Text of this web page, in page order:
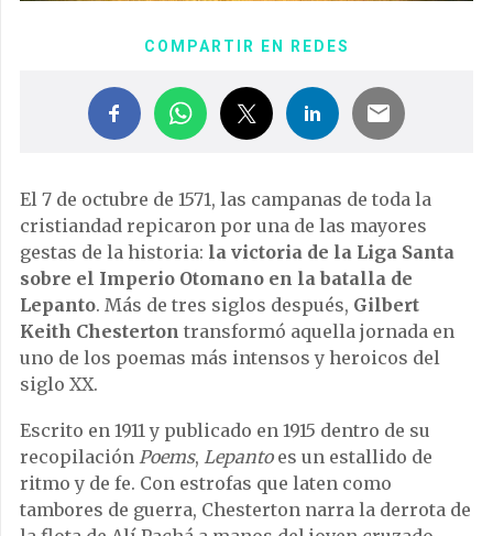
COMPARTIR EN REDES
El 7 de octubre de 1571, las campanas de toda la
cristiandad repicaron por una de las mayores
gestas de la historia: la victoria de la Liga Santa
sobre el Imperio Otomano en la batalla de
Lepanto. Más de tres siglos después, Gilbert
Keith Chesterton transformó aquella jornada en
uno de los poemas más intensos y heroicos del
siglo XX.
Escrito en 1911 y publicado en 1915 dentro de su
recopilación Poems, Lepantoes un estallido de
ritmo y de fe. Con estrofas que laten como
tambores de guerra, Chesterton narra la derrota de